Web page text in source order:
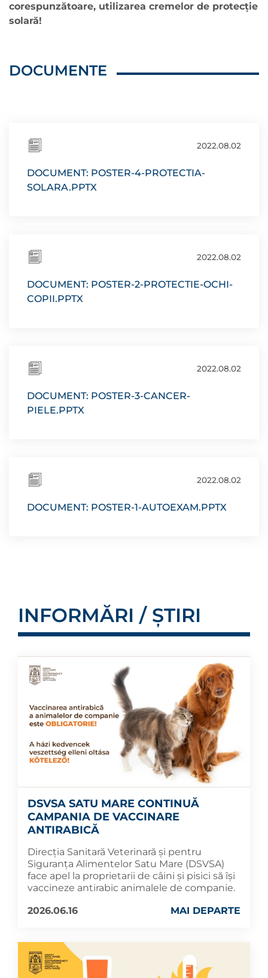
corespunzătoare, utilizarea cremelor de protecţie
solară!
DOCUMENTE
2022.08.02
DOCUMENT: POSTER-4-PROTECTIA-
SOLARA.PPTX
2022.08.02
DOCUMENT: POSTER-2-PROTECTIE-OCHI-
COPII.PPTX
2022.08.02
DOCUMENT: POSTER-3-CANCER-
PIELE.PPTX
2022.08.02
DOCUMENT: POSTER-1-AUTOEXAM.PPTX
INFORMĂRI / ȘTIRI
DSVSA SATU MARE CONTINUĂ
CAMPANIA DE VACCINARE
ANTIRABICĂ
Direcția Sanitară Veterinară și pentru
Siguranța Alimentelor Satu Mare (DSVSA)
face apel la proprietarii de câini și pisici să își
vaccineze antirabic animalele de companie.
2026.06.16
MAI DEPARTE